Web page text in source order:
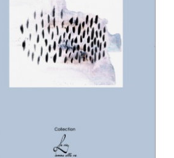
1.Romans, récits adultes